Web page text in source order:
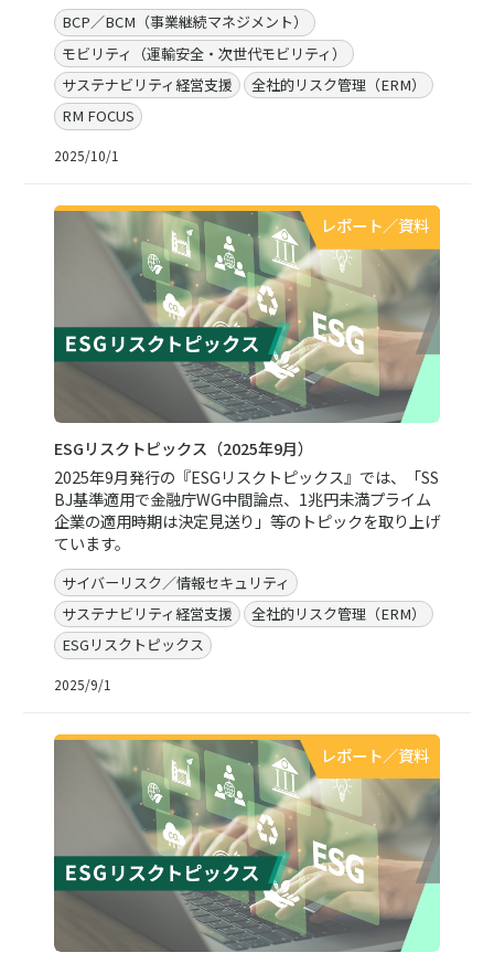
BCP／BCM（事業継続マネジメント）
モビリティ（運輸安全・次世代モビリティ）
サステナビリティ経営支援
全社的リスク管理（ERM）
RM FOCUS
2025/10/1
レポート／資料
ESGリスクトピックス（2025年9月）
2025年9月発行の『ESGリスクトピックス』では、「SS
BJ基準適用で金融庁WG中間論点、1兆円未満プライム
企業の適用時期は決定見送り」等のトピックを取り上げ
ています。
サイバーリスク／情報セキュリティ
サステナビリティ経営支援
全社的リスク管理（ERM）
ESGリスクトピックス
2025/9/1
レポート／資料